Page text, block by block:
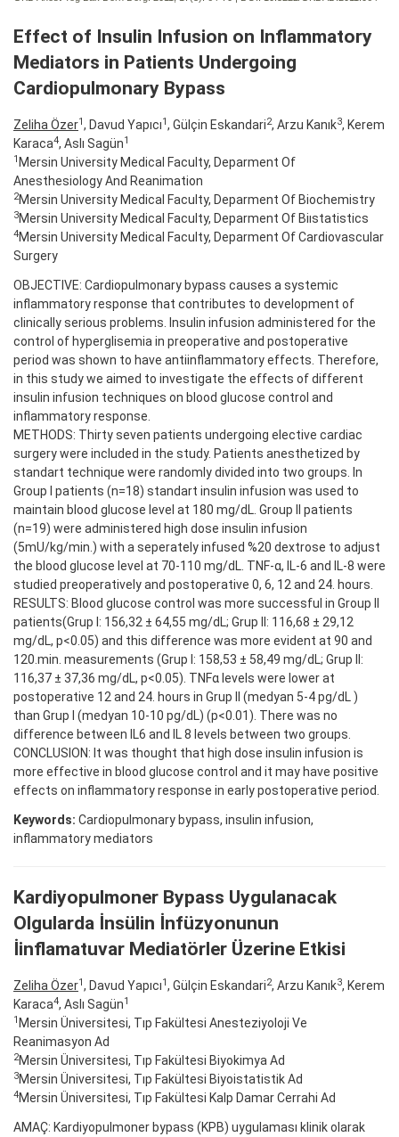
Effect of Insulin Infusion on Inflammatory
Mediators in Patients Undergoing
Cardiopulmonary Bypass
Zeliha Özer1, Davud Yapıcı1, Gülçin Eskandari2, Arzu Kanık3, Kerem
Karaca4, Aslı Sagün1
1 Mersin University Medical Faculty, Deparment Of
Anesthesiology And Reanimation
2Mersin University Medical Faculty, Deparment Of Biochemistry
3Mersin University Medical Faculty, Deparment Of Biıstatistics
4Mersin University Medical Faculty, Deparment Of Cardiovascular
Surgery
OBJECTIVE: Cardiopulmonary bypass causes a systemic
inflammatory response that contributes to development of
clinically serious problems. Insulin infusion administered for the
control of hyperglisemia in preoperative and postoperative
period was shown to have antiinflammatory effects. Therefore,
in this study we aimed to investigate the effects of different
insulin infusion techniques on blood glucose control and
inflammatory response.
METHODS: Thirty seven patients undergoing elective cardiac
surgery were included in the study. Patients anesthetized by
standart technique were randomly divided into two groups. In
Group I patients (n=18) standart insulin infusion was used to
maintain blood glucose level at 180 mg/dL. Group II patients
(n=19) were administered high dose insulin infusion
(5mU/kg/min.) with a seperately infused %20 dextrose to adjust
the blood glucose level at 70-110 mg/dL. TNF-α, IL-6 and IL-8 were
studied preoperatively and postoperative 0, 6, 12 and 24. hours.
RESULTS: Blood glucose control was more successful in Group II
patients(Grup I: 156,32 ± 64,55 mg/dL; Grup II: 116,68 ± 29,12
mg/dL, p<0.05) and this difference was more evident at 90 and
120.min. measurements (Grup I: 158,53 ± 58,49 mg/dL; Grup II:
116,37 ± 37,36 mg/dL, p<0.05). TNFα levels were lower at
postoperative 12 and 24. hours in Grup II (medyan 5-4 pg/dL )
than Grup I (medyan 10-10 pg/dL) (p<0.01). There was no
difference between IL6 and IL 8 levels between two groups.
CONCLUSION: It was thought that high dose insulin infusion is
more effective in blood glucose control and it may have positive
effects on inflammatory response in early postoperative period.
Keywords: Cardiopulmonary bypass, insulin infusion,
inflammatory mediators
Kardiyopulmoner Bypass Uygulanacak
Olgularda İnsülin İnfüzyonunun
İinflamatuvar Mediatörler Üzerine Etkisi
Zeliha Özer1, Davud Yapıcı1, Gülçin Eskandari2, Arzu Kanık3, Kerem
Karaca4, Aslı Sagün1
1 Mersin Üniversitesi, Tıp Fakültesi Anesteziyoloji Ve
Reanimasyon Ad
2Mersin Üniversitesi, Tıp Fakültesi Biyokimya Ad
3Mersin Üniversitesi, Tıp Fakültesi Biyoistatistik Ad
4Mersin Üniversitesi, Tıp Fakültesi Kalp Damar Cerrahi Ad
AMAÇ: Kardiyopulmoner bypass (KPB) uygulaması klinik olarak